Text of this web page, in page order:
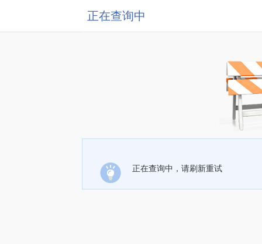
正在查询中
正在查询中，请刷新重试